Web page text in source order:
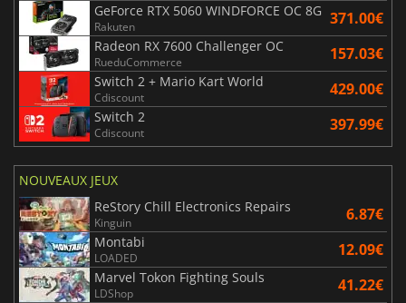
GeForce RTX 5060 WINDFORCE OC 8G
Rakuten 371.00€
Radeon RX 7600 Challenger OC
RueduCommerce 157.03€
Switch 2 + Mario Kart World
Cdiscount 429.00€
Switch 2
Cdiscount 397.99€
NOUVEAUX JEUX
ReStory Chill Electronics Repairs
Kinguin 6.87€
Montabi
LOADED 12.09€
Marvel Tokon Fighting Souls
LDShop 41.22€